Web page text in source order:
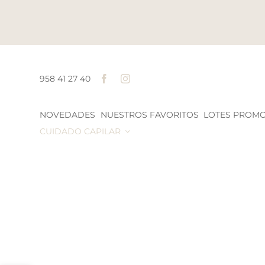
958 41 27 40
NOVEDADES NUESTROS FAVORITOS LOTES
CUIDADO CAPILAR